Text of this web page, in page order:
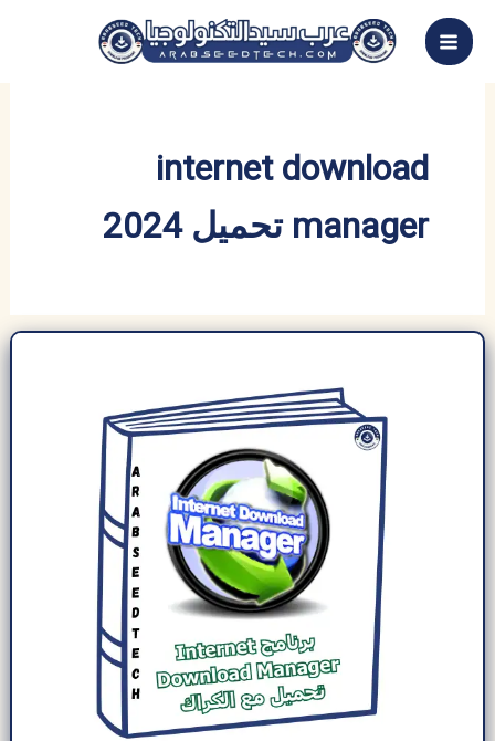
تخطي
إلى
internet download
manager تحميل 2024